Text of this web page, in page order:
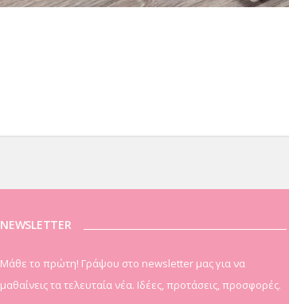
NEWSLETTER
Μάθε το πρώτη! Γράψου στο newsletter μας για να
μαθαίνεις τα τελευταία νέα. Ιδέες, προτάσεις, προσφορές.